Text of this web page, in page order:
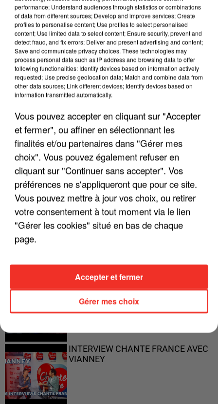
LES INTERVIEWS CHANTE
FRANCE
Voir plus
"JE SUIS À DISPOSITION DES
ENFOIRÉS"
"ON A TOUS LE TRAC"
PARFAITS"
"JE RESPIRE MIEUX SUR SCÈNE" -
CALOGERO
INTERVIEW CHANTE FRANCE AVEC
VIANNEY
performance; Understand audiences through statistics or combinations
of data from different sources; Develop and improve services; Create
profiles to personalise content; Use profiles to select personalised
content; Use limited data to select content; Ensure security, prevent and
detect fraud, and fix errors; Deliver and present advertising and content;
Save and communicate privacy choices. These technologies may
process personal data such as IP address and browsing data to offer
following functionalities: Identify devices based on information actively
requested; Use precise geolocation data; Match and combine data from
other data sources; Link different devices; Identify devices based on
information transmitted automatically.
Vous pouvez accepter en cliquant sur "Accepter
et fermer", ou affiner en sélectionnant les
finalités et/ou partenaires dans "Gérer mes
choix". Vous pouvez également refuser en
cliquant sur "Continuer sans accepter". Vos
préférences ne s'appliqueront que pour ce site.
Vous pouvez mettre à jour vos choix, ou retirer
votre consentement à tout moment via le lien
"Gérer les cookies" situé en bas de chaque
page.
Gérer mes choix
Accepter et fermer